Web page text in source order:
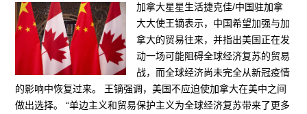
加拿大星星生活捷克佳/中国驻加拿
大大使王镝表示，中国希望加强与加
拿大的贸易往来，并指出美国正在发
动一场可能阻碍全球经济复苏的贸易
战，而全球经济尚未完全从新冠疫情
的影响中恢复过来。 王镝强调，美国不应迫使加拿大在美中之间
做出选择。 “单边主义和贸易保护主义为全球经济复苏带来了更多